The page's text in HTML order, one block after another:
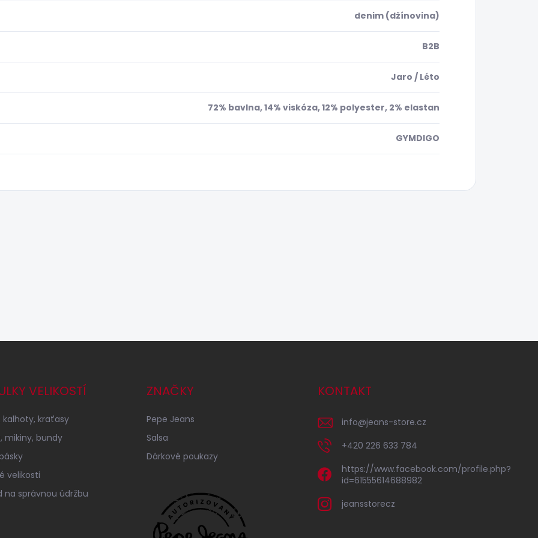
denim (džínovina)
B2B
Jaro / Léto
72% bavlna, 14% viskóza, 12% polyester, 2% elastan
GYMDIGO
VELIKOSTÍ
kalhoty, kraťasy
mikiny, bundy
velikosti
na správnou údržbu
ZNAČKY
Pepe Jeans
Salsa
Dárkové poukazy
KONTAKT
info@jeans-store.cz
+420 226 633 784
https://www.facebook.com/profile.php?
id=61555614688982
jeansstorecz